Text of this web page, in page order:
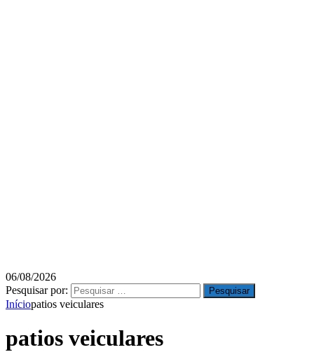
06/08/2026
Pesquisar por:
Iníciopatios veiculares
patios veiculares